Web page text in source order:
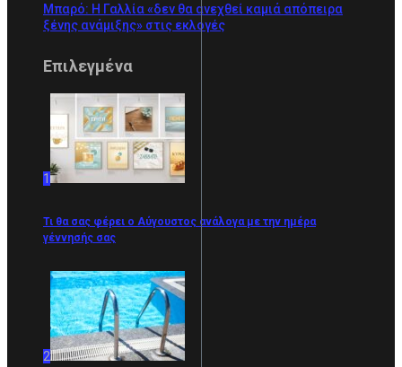
Μπαρό: Η Γαλλία «δεν θα ανεχθεί καμιά απόπειρα
ξένης ανάμιξης» στις εκλογές
Επιλεγμένα
1
Τι θα σας φέρει ο Αύγουστος ανάλογα με την ημέρα
γέννησής σας
2